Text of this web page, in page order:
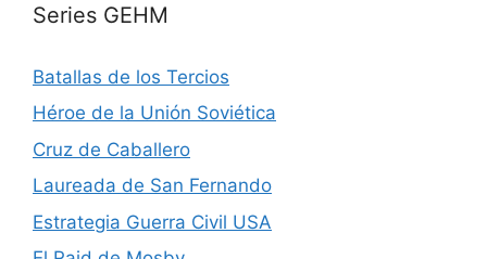
Series GEHM
Batallas de los Tercios
Héroe de la Unión Soviética
Cruz de Caballero
Laureada de San Fernando
Estrategia Guerra Civil USA